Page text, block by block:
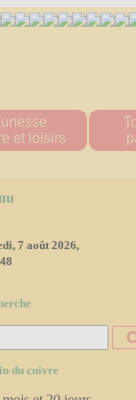
et loisirs
Scolaire
d'accueil
2024-2025
7 août 2026,
du cuivre